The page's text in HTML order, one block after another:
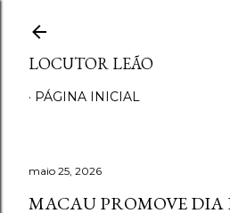
LOCUTOR LEÃO
PÁGINA INICIAL
maio 25, 2026
MACAU PROMOVE DIA